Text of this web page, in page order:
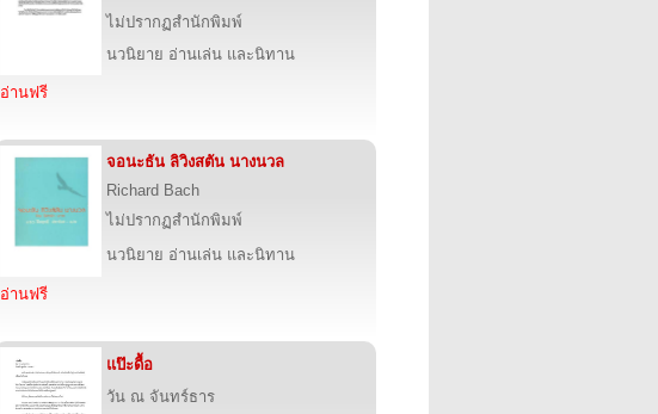
ไม่ปรากฏสำนักพิมพ์
นวนิยาย อ่านเล่น และนิทาน
อ่านฟรี
จอนะธัน ลิวิงสตัน นางนวล
Richard Bach
ไม่ปรากฏสำนักพิมพ์
นวนิยาย อ่านเล่น และนิทาน
อ่านฟรี
แป๊ะดื้อ
วัน ณ จันทร์ธาร